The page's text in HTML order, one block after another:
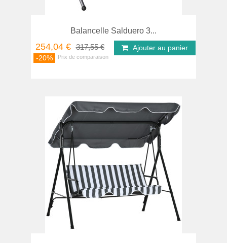
Balancelle Salduero 3...
254,04 € 317,55 €
-20%
Ajouter au panier